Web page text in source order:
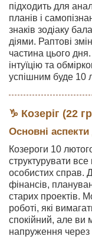
підходить для
планів і
знаків зодіаку
діями. Раптові
частина цього дня.
інтуїцію та
успішним буде 10
♑ Козеріг (22
Основні
Козероги 10
структурувати
особистих справ.
фінансів,
старих проектів.
роботі, які
спокійний, але ви
напруження через